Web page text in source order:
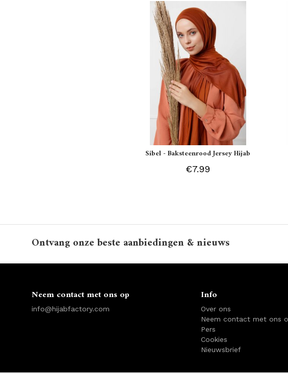
Sibel - Baksteenrood Jersey Hijab
€7.99
Ontvang onze beste aanbiedingen & nieuws
Neem contact met ons op
info@hijabfactory.com
Info
Over ons
Neem contact met ons
Pers
Cookies
Nieuwsbrief